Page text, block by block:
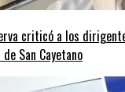
criticó a los
San Cayetano